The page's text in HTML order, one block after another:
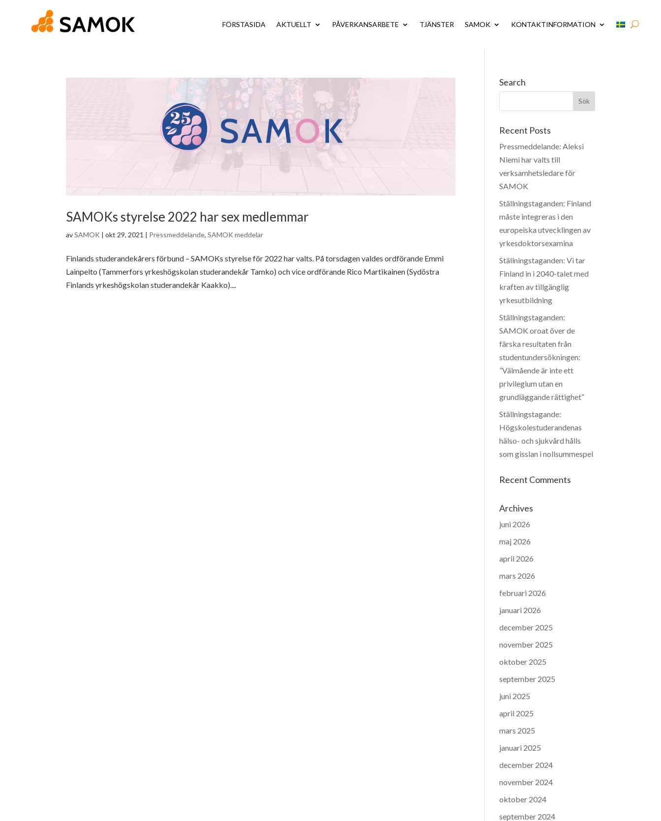
FÖRSTASIDA AKTUELLT PÅVERKANSARBETE TJÄNSTER SAMOK KONTAKTINFORMATION
SAMOKs styrelse 2022 har sex medlemmar
avSAMOK |okt 29, 2021 | Pressmeddelande,SAMOK meddelar
Finlands studerandekårers förbund – SAMOKs styrelse för 2022 har valts. På torsdagen valdes ordförande Emmi
Lainpelto (Tammerfors yrkeshögskolan studerandekår Tamko) och vice ordförande Rico Martikainen (Sydöstra
Finlands yrkeshögskolan studerandekår Kaakko)....
Search
Recent Posts
Pressmeddelande: Aleksi
Niemi har valts till
verksamhetsledare för
SAMOK
Ställningstaganden: Finland
måste integreras i den
europeiska utvecklingen av
yrkesdoktorsexamina
Ställningstaganden: Vi tar
Finland in i 2040-talet med
kraften av tillgänglig
yrkesutbildning
Ställningstaganden:
SAMOK oroat över de
färska resultaten från
studentundersökningen:
”Välmående är inte ett
privilegium utan en
grundläggande rättighet”
Ställningstagande:
Högskolestuderandenas
hälso- och sjukvård hålls
som gisslan i nollsummespel
Recent Comments
Archives
juni 2026
maj 2026
april 2026
mars 2026
februari 2026
januari 2026
december 2025
november 2025
oktober 2025
september 2025
juni 2025
april 2025
mars 2025
januari 2025
december 2024
november 2024
oktober 2024
september 2024